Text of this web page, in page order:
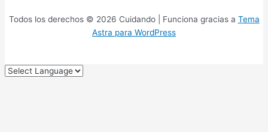
Todos los derechos © 2026 Cuidando | Funciona gracias a Tema
Astra para WordPress